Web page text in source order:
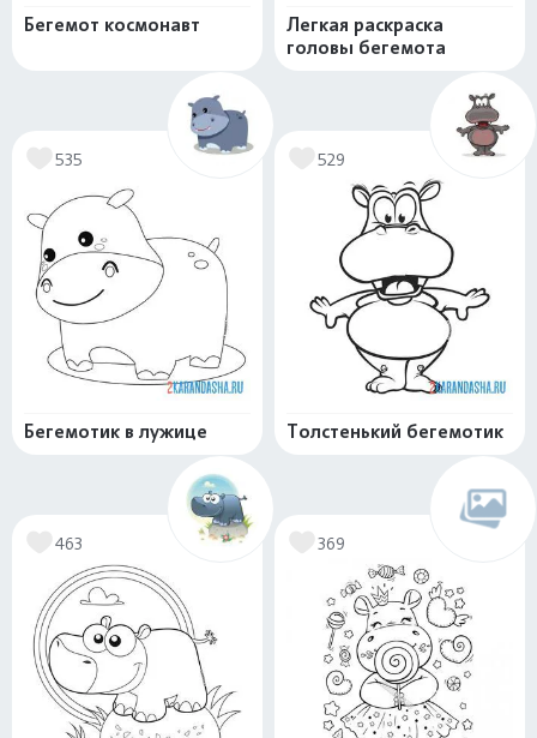
Бегемот космонавт
Легкая раскраска
головы бегемота
535
Бегемотик в лужице
529
Толстенький бегемотик
463 369